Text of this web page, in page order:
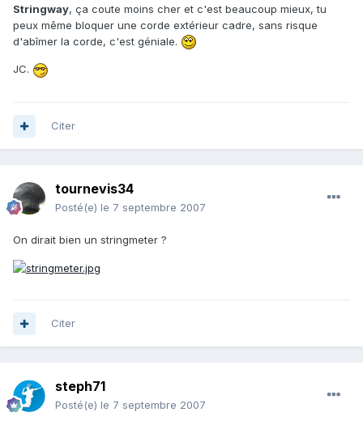
Stringway, ça coute moins cher et c'est beaucoup mieux, tu
peux même bloquer une corde extérieur cadre, sans risque
d'abîmer la corde, c'est géniale.
JC.
Citer
tournevis34
Posté(e) le 7 septembre 2007
On dirait bien un stringmeter ?
Citer
steph71
Posté(e) le 7 septembre 2007